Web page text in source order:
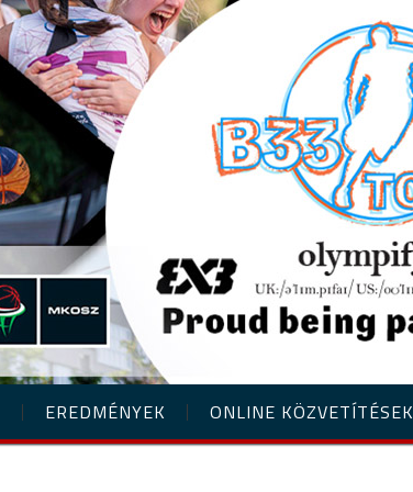
EREDMÉNYEK ONLINE KÖZVETÍTÉSEK